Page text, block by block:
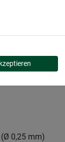
0,25 mm)